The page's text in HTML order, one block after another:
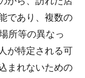
であり、複数の
所等の異なっ
が特定される可
まれないための